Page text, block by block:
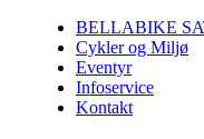
BELLABIKE
Cykler og Miljø
Eventyr
Infoservice
Kontakt